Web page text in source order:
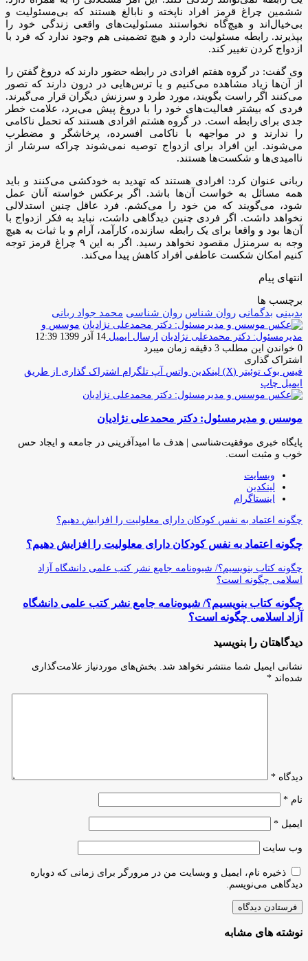
ششمین چراغ قرمز افراد ناپخته و نابالغ هستند که بی‌مسئولیت و
بی‌خیال‌اند و هیچ‌گاه نخواستند مسئولیت‌های واقعی زندگی خود را
بپذیرند. رابطه مسئولیت دارد و هیچ تضمینی هم وجود ندارد که فرد با
ازدواج کردن تغییر کند.
وی گفت: در گروه هفتم افرادی در رابطه حضور دارند که دروغ گفتن را
از آن‌ها زیاد مشاهده می‌کنیم و یا ترس‌هایی در درون دارند که تصور
می‌کنند اگر راست بگویند، مورد طرد و سرزنش دیگران قرار می‌گیرند.
فردی که بیشتر فعالیت‌های خود را با دروغ پیش می‌برد، علامت خطر
جدی برای رابطه است. در گروه هشتم افرادی هستند که تحمل ناکامی
را ندارند و در مواجهه با ناکامی افسرده، پرخاشگر و مضطرب
می‌شوند. این افراد برای ازدواج توصیه نمی‌شوند چراکه سرشار از
ناامیدی‌ها و شکست‌ها هستند.
ربانی عنوان کرد: افرادی هستند که تهدید به خودکشی می‌کنند و باید
همه مسائل به خواست آن‌ها باشد. اگر برعکس خواسته آنان عمل
شود، می‌گویند که من خود را می‌کشم. فرد عاقل چنین استدلالی
نخواهد داشت. اگر فردی چنین دیدگاهی داشت، نباید به فکر ازدواج با
آن‌ها بود و واقعا برای یک رابطه سازنده، کارآمد، آرام و با ثبات به هیچ
وجه به سرمنزل مقصود نخواهد رسید. اگر به این ۹ چراغ قرمز توجه
کنیم امکان شکست عاطفی افراد کاهش پیدا می‌کند.
انتهای پیام
برچسب ها
بدبینی بدگمانی روان شناس روان شناسی محمد جواد ربانی
موسس و
مدیرمسئول: دکتر محمدعلی نژادیان ارسال ایمیل 14 آذر 1399 12:39
0 خواندن این مطلب 3 دقیقه زمان میبرد
اشتراک گذاری
فیس بوک توئیتر (X) لینکدین واتس آپ تلگرام اشتراک گذاری از طریق
ایمیل چاپ
موسس و مدیرمسئول: دکتر محمدعلی نژادیان
پایگاه خبری موفقیت‌شناسی | هدف ما امیدآفرینی در جامعه و ایجاد حس
خوب و مثبت است.
وبسایت
لینکدین
اینستاگرام
چگونه اعتماد به نفس کودکان دارای معلولیت را افزایش دهیم؟
چگونه اعتماد به نفس کودکان دارای معلولیت را افزایش دهیم؟
چگونه کتاب بنویسیم؟/ شیوه‌نامه جامع نشر کتب علمی دانشگاه آزاد
اسلامی چگونه است؟
چگونه کتاب بنویسیم؟/ شیوه‌نامه جامع نشر کتب علمی دانشگاه
آزاد اسلامی چگونه است؟
دیدگاهتان را بنویسید
نشانی ایمیل شما منتشر نخواهد شد. بخش‌های موردنیاز علامت‌گذاری
شده‌اند *
دیدگاه *
نام *
ایمیل *
وب‌ سایت
ذخیره نام، ایمیل و وبسایت من در مرورگر برای زمانی که دوباره
دیدگاهی می‌نویسم.
نوشته های مشابه